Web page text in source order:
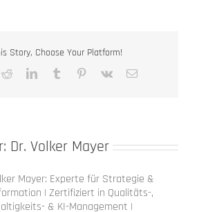
Story, Choose Your Platform!
RedditLinkedInTumblr Pinterest
Vk
E-
Dr. Volker Mayer
Mayer: Experte für Strategie &
| Zertifiziert in Qualitäts-,
& KI-Management |